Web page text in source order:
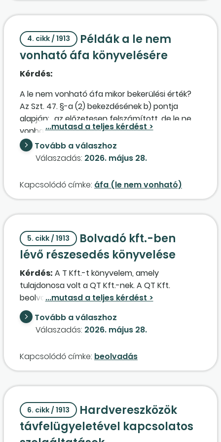
4. cikk / 1913
Példák a le nem
vonható áfa könyvelésére
Kérdés:
A le nem vonható áfa mikor bekerülési érték?
Az Szt. 47. §-a (2) bekezdésének b) pontja
alapján: „az előzetesen felszámított, de le nem
vonható áfa a bekerülési érték részét képezi”. A
47. § (3) bekezdése alapján: „a bekerülési
értéknek nem része a levonható áfa, továbbá
felszámított áfa le nem vonható hányada”. (Ez
egyéb ráfordításként kerül elszámolásra.) A
kell bekerülési értékként (vagy
üzemanyagköltségként, igénybe vett
szolgáltatásként) vagy egyéb ráfordításként
elszámolni? A társaság kizárólag áfás
Tovább a válaszhoz
Válaszadás: 2026. május 28.
Kapcsolódó címke: áfa (le nem vonható)
5. cikk / 1913
Bolvadó kft.-ben
lévő részesedés könyvelése
Kérdés: A T Kft.-t könyvelem, amely
tulajdonosa volt a QT Kft.-nek. A QT Kft.
beolvadt a QM Zrt.-be. A QT kft.-nek voltak QM
részvényei, amiket a beolvadás után
megkapott a T Kft., a részvényeket jóvá is írták
a részvényszámlán. Hogyan kell könyvelni a T
részvényeket?
Tovább a válaszhoz
Válaszadás: 2026. május 28.
Kapcsolódó címke: beolvadás
6. cikk / 1913
Hardvereszközök
távfelügyeletével kapcsolatos